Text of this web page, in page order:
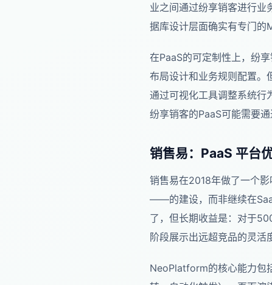
业之间通过纷享销客进行业
据库设计层面确实有专门的
在PaaS的可定制性上，纷
布局设计和业务规则配置
通过可视化工具调整系统行
纷享销客的PaaS可能需要
销售易：PaaS 平台
销售易在2018年做了一个
——的建设，而非继续在
了，但长期收益是：对于
阶段展示出远超竞品的灵活
NeoPlatform的核心能力包